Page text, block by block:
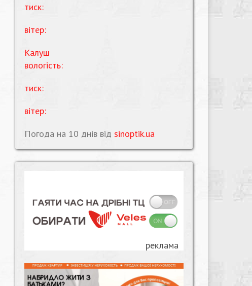
тиск:
вітер:
Калуш
вологість:
тиск:
вітер:
Погода на 10 днів від sinoptik.ua